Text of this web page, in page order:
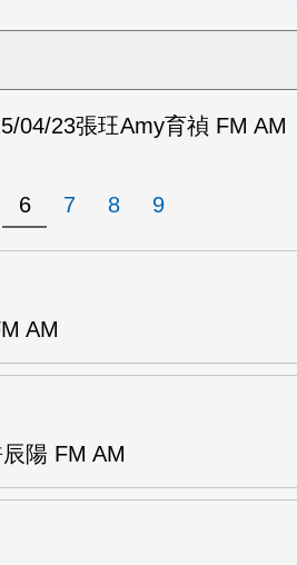
04/23張玨Amy育禎 FM AM
6 7 8 9
AM
陽 FM AM